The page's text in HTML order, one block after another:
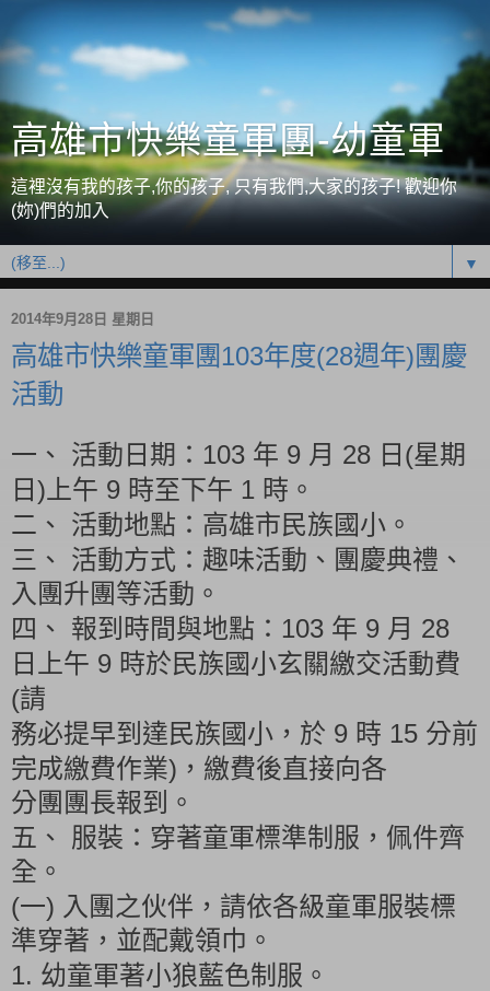
高雄市快樂童軍團-幼童軍
這裡沒有我的孩子,你的孩子, 只有我們,大家的孩子! 歡迎你
(妳)們的加入
▼
2014年9月28日 星期日
高雄市快樂童軍團103年度(28週年)團慶
活動
一、 活動日期： 103 年 9 月 28 日 (星期
日 ) 上午 9 時至下午 1 時。
二、
活動地點：高雄市民族國小。
三、
活動方式：趣味活動、團慶典禮、
入團升團等活動。
四、
報到時間與地點： 103 年 9 月 28
日上午 9 時於民族國小玄關繳交活動費
(請
務必提早到達民族國小，於 9 時 15 分前
完成繳費作業) ，繳費後直接向各
分團團長報到。
五、
服裝：穿著童軍標準制服，佩件齊
全。
(一) 入團之伙伴，請依各級童軍服裝標
準穿著，並配戴領巾。
1. 幼童軍著小狼藍色制服。